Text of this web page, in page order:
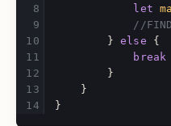
let
//
}
else
{
break
}
}
}